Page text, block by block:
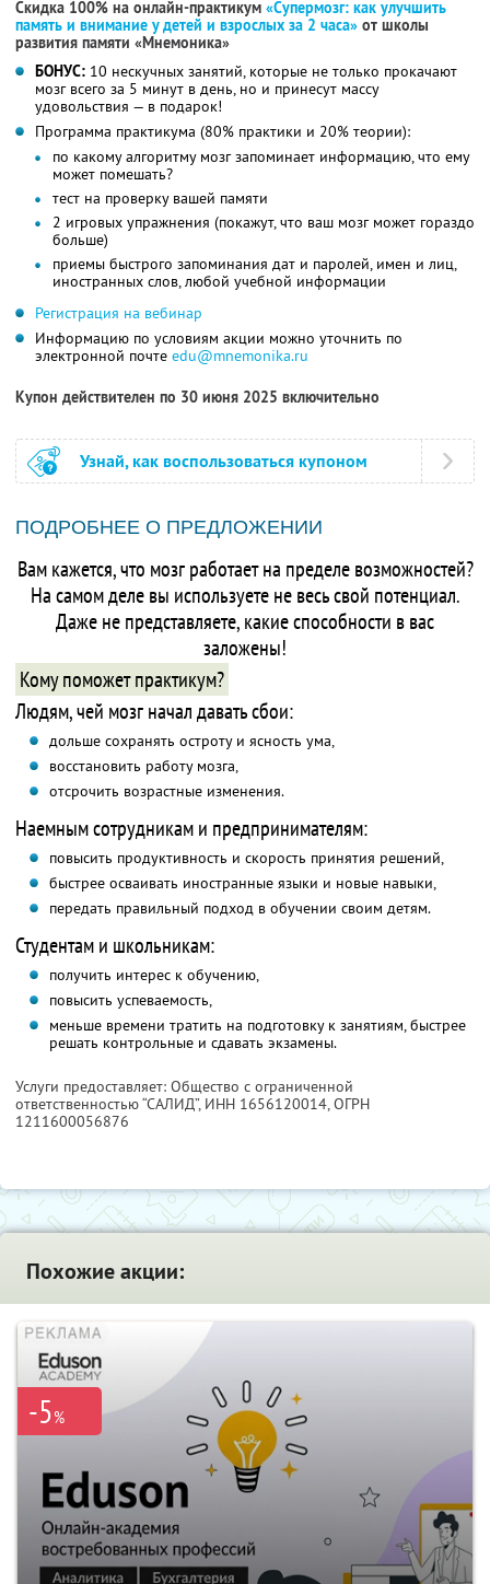
Скидка 100% на онлайн-практикум «Супермозг: как улучшить
память и внимание у детей и взрослых за 2 часа» от школы
развития памяти «Мнемоника»
БОНУС: 10 нескучных занятий, которые не только прокачают
мозг всего за 5 минут в день, но и принесут массу
удовольствия — в подарок!
Программа практикума (80% практики и 20% теории):
по какому алгоритму мозг запоминает информацию, что ему
может помешать?
тест на проверку вашей памяти
2 игровых упражнения (покажут, что ваш мозг может гораздо
больше)
приемы быстрого запоминания дат и паролей, имен и лиц,
иностранных слов, любой учебной информации
Регистрация на вебинар
Информацию по условиям акции можно уточнить по
электронной почте edu@mnemonika.ru
Купон действителен по 30 июня 2025 включительно
Узнай, как воспользоваться купоном
ПОДРОБНЕЕ О ПРЕДЛОЖЕНИИ
Вам кажется, что мозг работает на пределе возможностей?
На самом деле вы используете не весь свой потенциал.
Даже не представляете, какие способности в вас
заложены!
Кому поможет практикум?
Людям, чей мозг начал давать сбои:
дольше сохранять остроту и ясность ума,
восстановить работу мозга,
отсрочить возрастные изменения.
Наемным сотрудникам и предпринимателям:
повысить продуктивность и скорость принятия решений,
быстрее осваивать иностранные языки и новые навыки,
передать правильный подход в обучении своим детям.
Студентам и школьникам:
получить интерес к обучению,
повысить успеваемость,
меньше времени тратить на подготовку к занятиям, быстрее
решать контрольные и сдавать экзамены.
Услуги предоставляет: Общество с ограниченной
ответственностью “САЛИД”, ИНН 1656120014, ОГРН
1211600056876
Похожие акции:
-5%